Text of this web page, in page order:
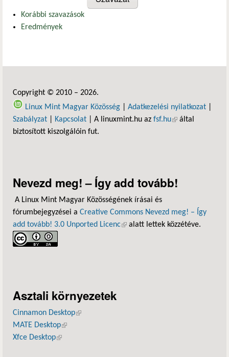
Korábbi szavazások
Eredmények
Copyright © 2010 – 2026.
Linux Mint Magyar Közösség
Adatkezelési nyilatkozat
Szabályzat
Kapcsolat | A linuxmint.hu az fsf.hu(külső hivatkozás)
által
biztosított kiszolgálóin fut.
Nevezd meg! – Így add tovább!
A Linux Mint Magyar Közösségének írásai és
fórumbejegyzései a Creative Commons Nevezd meg! – Így
add tovább! 3.0 Unported Licenc(külső hivatkozás)
alatt lettek közzétéve.
Asztali környezetek
Cinnamon Desktop(külső hivatkozás)
MATE Desktop(külső hivatkozás)
Xfce Desktop(külső hivatkozás)